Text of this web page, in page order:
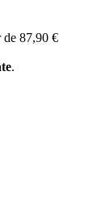
de 87,90 €
.